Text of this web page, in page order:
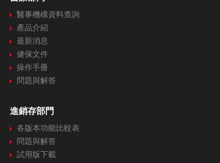
醫事機構資料查詢
產品介紹
最新消息
健保文件
操作手冊
問題與解答
進銷存部門
各版本功能比較表
問題與解答
試用版下載